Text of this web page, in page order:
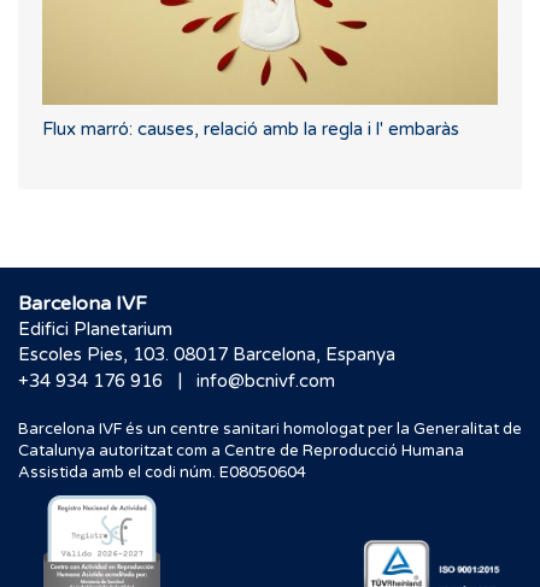
Flux marró: causes, relació amb la regla i l' embaràs
Barcelona IVF
Edifici Planetarium
Escoles Pies, 103. 08017 Barcelona, Espanya
+34 934 176 916
| info@bcnivf.com
Barcelona IVF és un centre sanitari homologat per la Generalitat de
Catalunya autoritzat com a Centre de Reproducció Humana
Assistida amb el codi núm. E08050604